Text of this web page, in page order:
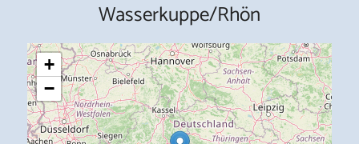
Wasserkuppe/Rhön
+
−